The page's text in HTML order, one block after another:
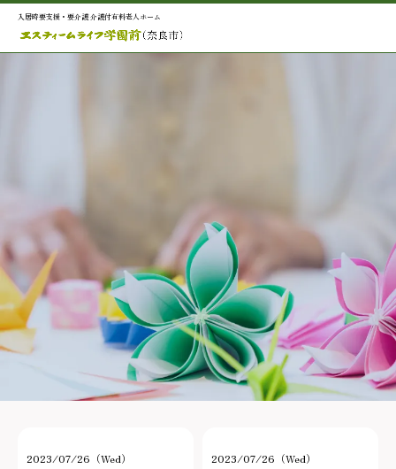
入居時要支援・要介護 介護付有料老人ホーム
2023/07/26（Wed） 2023/07/26（Wed）